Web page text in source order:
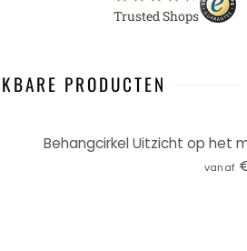
Trusted Shops
PRODUCTEN
vanaf